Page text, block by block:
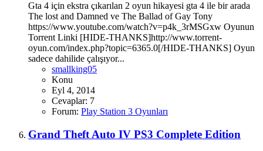
Gta 4 için ekstra çıkarılan 2 oyun hikayesi gta 4 ile bir arada
The lost and Damned ve The Ballad of Gay Tony
https://www.youtube.com/watch?v=p4k_3rMSGxw Oyunun
Torrent Linki [HIDE-THANKS]http://www.torrent-
oyun.com/index.php?topic=6365.0[/HIDE-THANKS] Oyun
sadece dahilide çalışıyor...
smallking05
Konu
Eyl 4, 2014
Cevaplar: 7
Forum: Play Station 3 Oyunları
Grand Theft Auto IV PS3 Complete Edition